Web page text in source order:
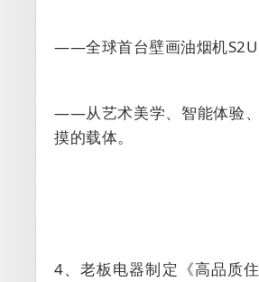
——全球首台壁画油烟机S2U
——从艺术美学、智能体验、
摸的载体。
4、老板电器制定 《高品质